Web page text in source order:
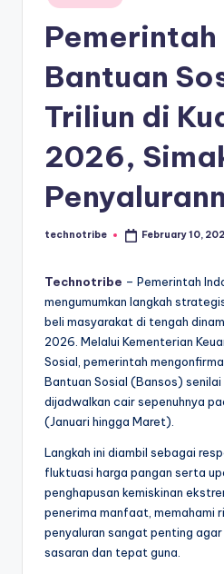
m
In
A
ekonomi
Indonesia
secara
cepat,
akurat,
dan
terpercaya.
in
Pemerintah
Bantuan
Triliun di
2026,
Posted
technotribe February 10,
Technotribe – Pemerintah
mengumumkan langkah
beli masyarakat di tengah
2026. Melalui Kementerian
Sosial, pemerintah
Bantuan Sosial (Bansos) senilai
dijadwalkan cair sepenuhnya
(Januari hingga Maret).
Langkah ini diambil sebagai
fluktuasi harga pangan serta
penghapusan kemiskinan
penerima manfaat, memahami
penyaluran sangat penting
sasaran dan tepat guna.